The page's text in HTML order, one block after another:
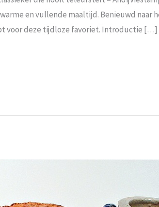
en vullende maaltijd. Benieuwd
voor deze tijdloze ⁢favoriet. Introductie […]